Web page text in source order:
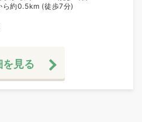
ら約0.5km (徒歩7分)
を見る